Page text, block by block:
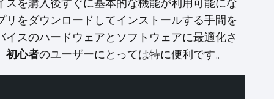
を購入後すぐに基本的な機能が利用可能にな
をダウンロードしてインストールする手間を
スのハードウェアとソフトウェアに最適化さ
初心者のユーザーにとっては特に便利です。